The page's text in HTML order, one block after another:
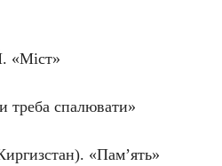
спалювати»
«Пам’ять»